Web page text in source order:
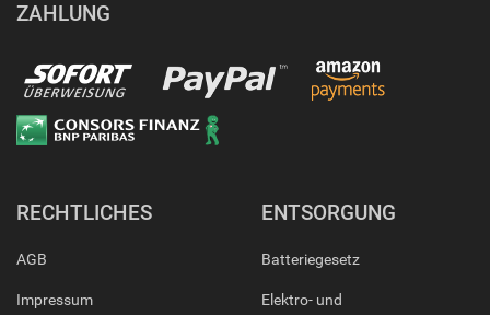
ZAHLUNG
RECHTLICHES
AGB
Impressum
ENTSORGUNG
Batteriegesetz
Elektro- und